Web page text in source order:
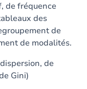
de fréquence
des
de
de modalités.
de
Gini)